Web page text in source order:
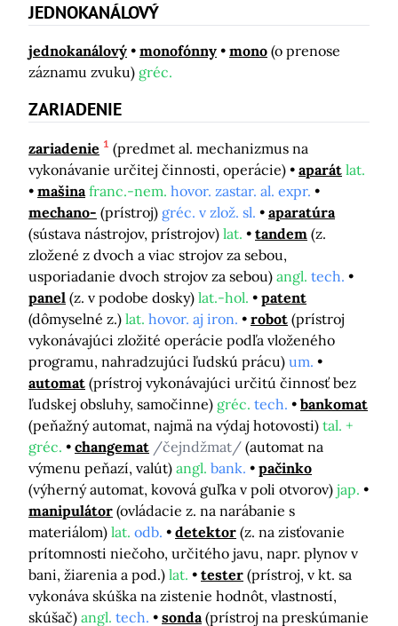
JEDNOKANÁLOVÝ
jednokanálový monofónny mono (o prenose
záznamu zvuku) gréc.
ZARIADENIE
zariadenie 1 (predmet al. mechanizmus na
vykonávanie určitej činnosti, operácie)
aparát lat.
mašina franc.-nem. hovor. zastar. al. expr.
mechano- (prístroj) gréc. v zlož. sl.
aparatúra
(sústava nástrojov, prístrojov) lat. tandem (z.
zložené z dvoch a viac strojov za sebou,
usporiadanie dvoch strojov za sebou) angl. tech.
panel (z. v podobe dosky) lat.-hol.
patent
(dômyselné z.) lat. hovor. aj iron. robot (prístroj
vykonávajúci zložité operácie podľa vloženého
programu, nahradzujúci ľudskú prácu) um.
automat (prístroj vykonávajúci určitú činnosť bez
ľudskej obsluhy, samočinne) gréc. tech.
bankomat
(peňažný automat, najmä na výdaj hotovosti) tal. +
gréc.
changemat /čejndžmat/ (automat na
výmenu peňazí, valút) angl. bank.
pačinko
(výherný automat, kovová guľka v poli otvorov) jap.
manipulátor (ovládacie z. na narábanie s
materiálom) lat. odb. detektor (z. na zisťovanie
prítomnosti niečoho, určitého javu, napr. plynov v
bani, žiarenia a pod.) lat. tester (prístroj, v kt. sa
vykonáva skúška na zistenie hodnôt, vlastností,
skúšač) angl. tech. sonda (prístroj na preskúmanie